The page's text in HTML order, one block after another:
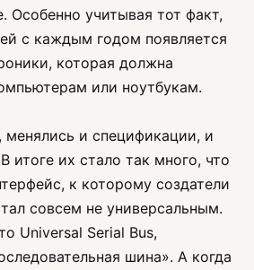
Особенно учитывая тот факт,
с каждым годом появляется
которая должна
или ноутбукам.
менялись и спецификации, и
итоге их стало так много, что
к которому создатели
совсем не универсальным.
Universal Serial Bus,
шина». А когда